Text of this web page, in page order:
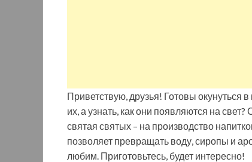
Приветствую, друзья! Готовы окунуться
их, а узнать, как они появляются на
святая святых – на производство
позволяет превращать воду, сиропы и
любим. Приготовьтесь, будет интересно!